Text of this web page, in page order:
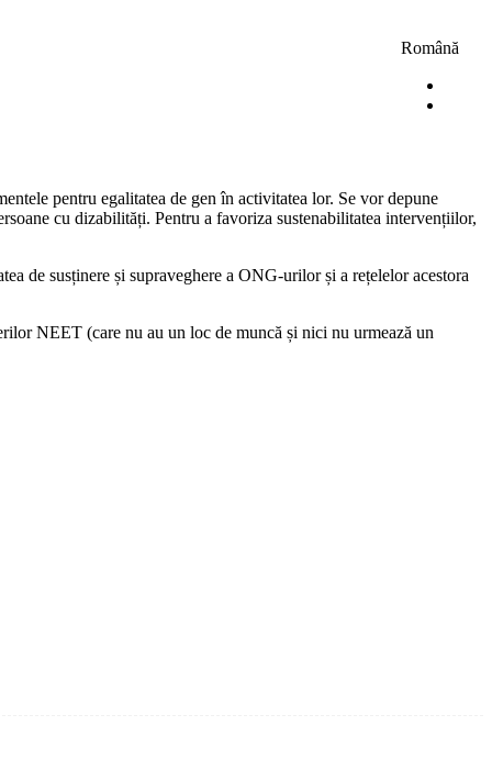
Română
pentru egalitatea de gen în activitatea lor. Se vor depune
cu dizabilități. Pentru a favoriza sustenabilitatea intervențiilor,
de susținere și supraveghere a ONG-urilor și a rețelelor acestora
NEET (care nu au un loc de muncă și nici nu urmează un